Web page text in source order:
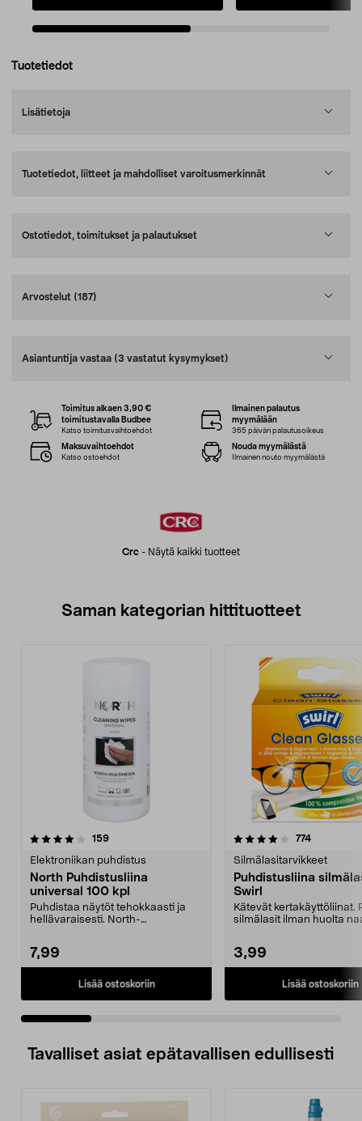
Tuotetiedot
Lisätietoja
Tuotetiedot, liitteet ja mahdolliset varoitusmerkinnät
Ostotiedot, toimitukset ja palautukset
Arvostelut (187)
Asiantuntija vastaa (3 vastatut kysymykset)
Crc - Näytä kaikki tuotteet
Toimitus alkaen 3,90 €
toimitustavalla Budbee
Katso toimitusvaihtoehdot
Ilmainen palautus
myymälään
365 päivän palautusoikeus
Maksuvaihtoehdot
Katso ostoehdot
Nouda myymälästä
Ilmainen nouto myymälästä
Saman kategorian hittituotteet
159arvostelut
Elektroniikan puhdistus
North Puhdistusliina
universal 100 kpl
Puhdistaa näytöt tehokkaasti ja
hellävaraisesti. North-
7,99
Lisää ostoskoriin
4.0 viidestä
774arvostelut
Silmälasitarvikkeet
Puhdistusliina
Swirl
Kätevät kertakäyttöliinat.
silmälasit ilman huolta
3,99
Lisää ostoskoriin
4.5 viidestä
Tavalliset asiat epätavallisen edullisesti